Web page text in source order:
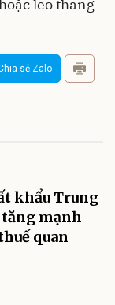
leo thang
sẻ Zalo
khẩu Trung
tăng mạnh
quan